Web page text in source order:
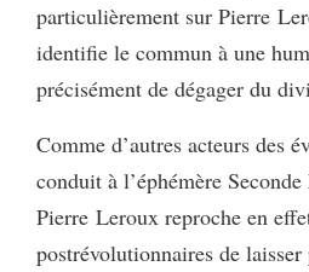
particulièrement sur Pierre
identifie le commun à une
précisément de dégager du
Comme d’autres acteurs des
conduit à l’éphémère
Pierre Leroux reproche en
postrévolutionnaires de